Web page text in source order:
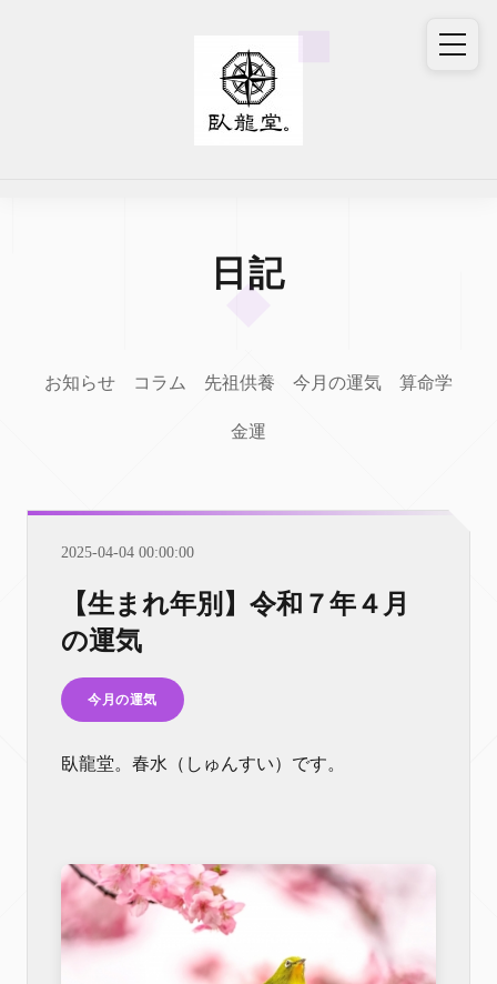
日記
お知らせ コラム 先祖供養 今月の運気 算命学
金運
2025-04-04 00:00:00
【生まれ年別】令和７年４月
の運気
今月の運気
臥龍堂。春水（しゅんすい）です。